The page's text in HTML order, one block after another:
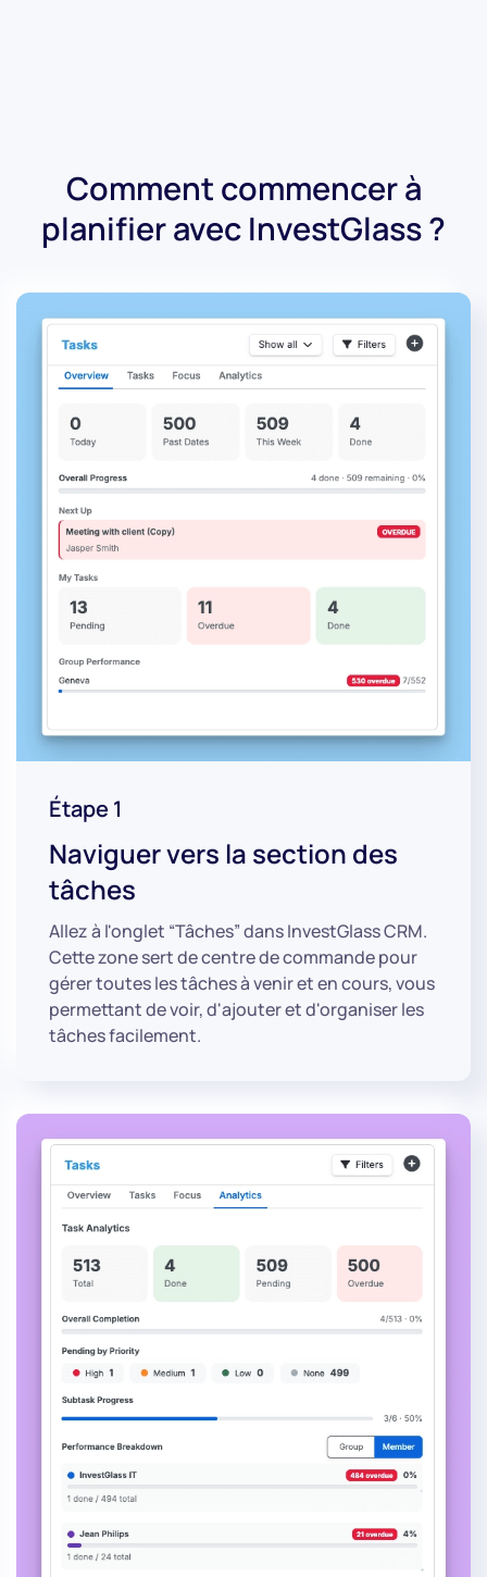
Comment commencer à
planifier avec InvestGlass ?
Étape 1
Naviguer vers la section des
tâches
Allez à l'onglet “Tâches” dans InvestGlass CRM.
Cette zone sert de centre de commande pour
gérer toutes les tâches à venir et en cours, vous
permettant de voir, d'ajouter et d'organiser les
tâches facilement.